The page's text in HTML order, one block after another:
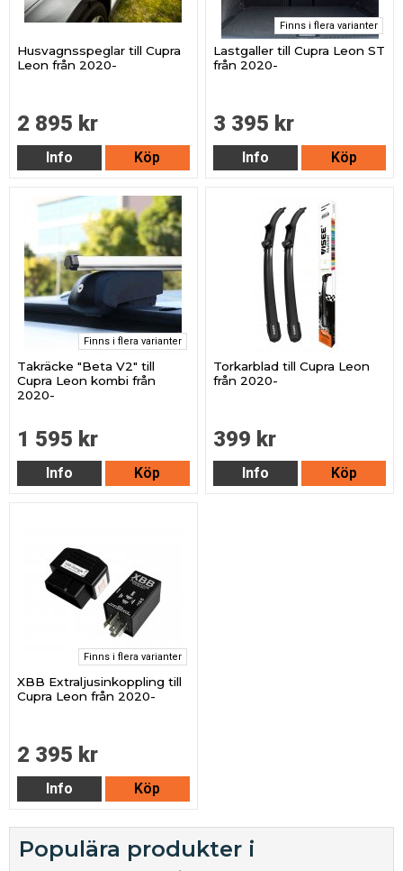
Husvagnsspeglar till Cupra
Leon från 2020-
2 895 kr
Info Köp
Finns i flera varianter
Lastgaller till Cupra Leon ST
från 2020-
3 395 kr
Info Köp
Finns i flera varianter
Takräcke "Beta V2" till
Cupra Leon kombi från
2020-
1 595 kr
Info Köp
Torkarblad till Cupra Leon
från 2020-
399 kr
Info Köp
Finns i flera varianter
XBB Extraljusinkoppling till
Cupra Leon från 2020-
2 395 kr
Info Köp
Populära produkter i